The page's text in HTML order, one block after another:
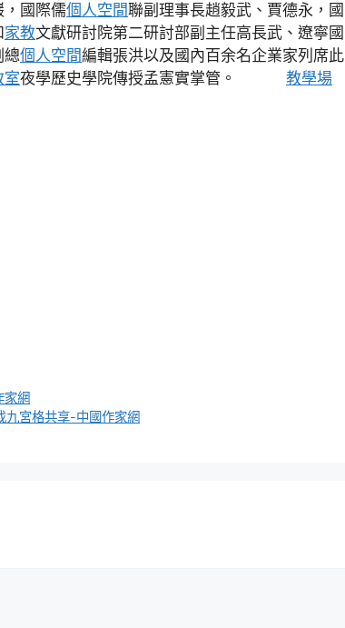
，國際儒個人空間聯副理事長趙毅武、賈德永，國
家教文獻研討院第二研討部副主任高長武、遼寧國
總個人空間編輯張洪以及國內百余名企業家列席此
室夜學歷史學院傳授孟憲實掌管。 教學場
家網
九宮格共享-中國作家網